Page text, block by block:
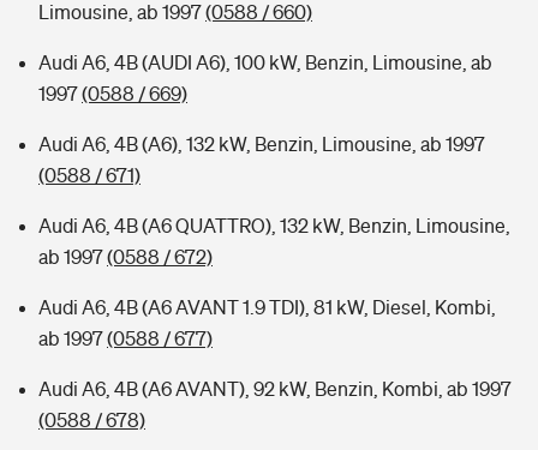
Limousine, ab 1997(0588 / 660)
Audi A6, 4B (AUDI A6), 100 kW, Benzin, Limousine, ab
1997(0588 / 669)
Audi A6, 4B (A6), 132 kW, Benzin, Limousine, ab 1997
(0588 / 671)
Audi A6, 4B (A6 QUATTRO), 132 kW, Benzin, Limousine,
ab 1997(0588 / 672)
Audi A6, 4B (A6 AVANT 1.9 TDI), 81 kW, Diesel, Kombi,
ab 1997(0588 / 677)
Audi A6, 4B (A6 AVANT), 92 kW, Benzin, Kombi, ab 1997
(0588 / 678)